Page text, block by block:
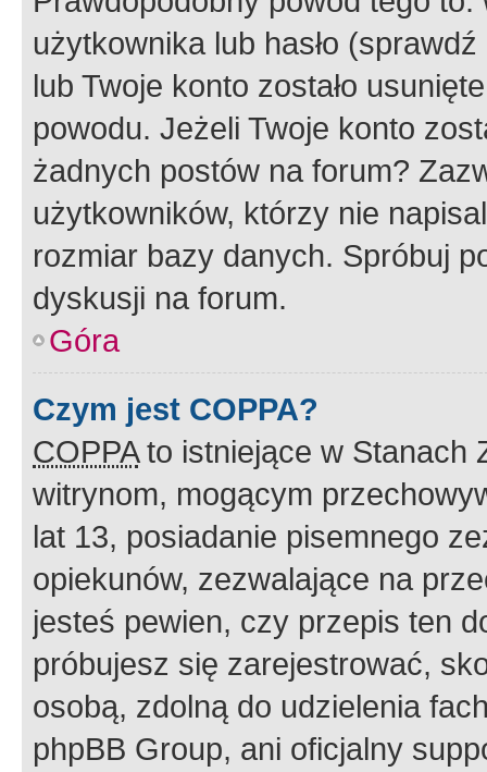
użytkownika lub hasło
lub Twoje konto zostało
powodu. Jeżeli Twoje konto
żadnych postów na forum?
użytkowników, którzy nie
rozmiar bazy danych. Spróbuj
dyskusji na forum.
Góra
Czym jest COPPA?
COPPAto istniejące w Stanach
witrynom, mogącym
lat 13, posiadanie pisemnego
opiekunów, zezwalające na
jesteś pewien, czy przepis ten
próbujesz się zarejestrować,
osobą, zdolną do udzielenia
phpBB Group, ani oficjalny